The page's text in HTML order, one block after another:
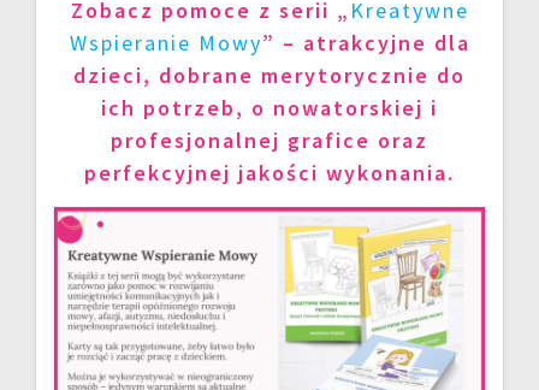
Zobacz pomoce z serii „ Kreatywne
Wspieranie Mowy” – atrakcyjne dla
dzieci, dobrane merytorycznie do
ich potrzeb, o nowatorskiej i
profesjonalnej grafice oraz
perfekcyjnej jakości wykonania.